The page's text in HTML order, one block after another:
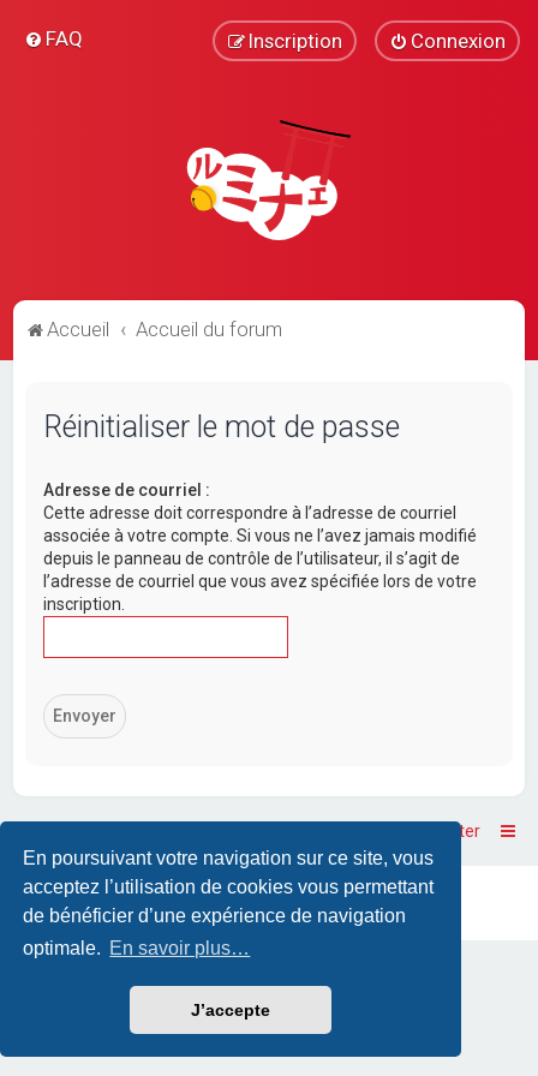
En poursuivant votre navigation sur ce site, vous
acceptez l’utilisation de cookies vous permettant
de bénéficier d’une expérience de navigation
optimale. En savoir plus…
J’accepte
FAQ Connexion
Inscription
Accueil Accueil du forum
Réinitialiser le mot de passe
Adresse de courriel :
Cette adresse doit correspondre à l’adresse de courriel
associée à votre compte. Si vous ne l’avez jamais modifié
depuis le panneau de contrôle de l’utilisateur, il s’agit de
l’adresse de courriel que vous avez spécifiée lors de votre
inscription.
Nous contacter
Powered by phpBB™• Design byPlanetStyles
Traduction française officielle©Qiaeru